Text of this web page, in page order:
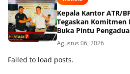
Kepala Kantor ATR/
Tegaskan Komitmen
Buka Pintu
Agustus 06, 2026
Failed to load posts.